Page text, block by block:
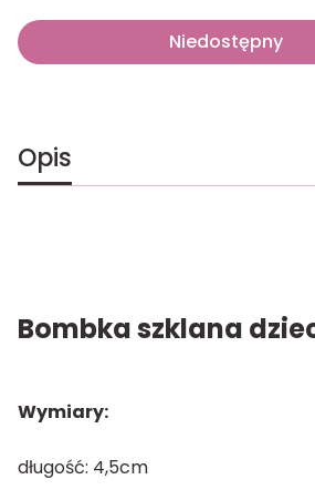
Niedostępny
Opis
Bombka szklana
Wymiary:
długość: 4,5cm